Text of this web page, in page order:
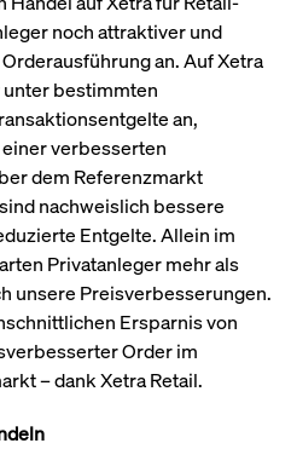
noch attraktiver und
an. Auf Xetra
unter bestimmten
an,
verbesserten
dem Referenzmarkt
nachweislich bessere
Entgelte. Allein im
Privatanleger mehr als
unsere Preisverbesserungen.
Ersparnis von
Order im
– dank Xetra Retail.
zu messen. Es handelt
Cookie, bei dem auf
eine kurze Reihe von
Zahlen und
Buchstaben folgt, bei
der es sich vermutlich
um einen
Referenzcode für die
Domain handelt, die
.youtube.com
Monate
Dieses Cookie dient
Speicherung der
Einwilligungs- und
Es erfasst Daten
sicherzustellen, dass
Präferenzen in
Sitzungen geehrt